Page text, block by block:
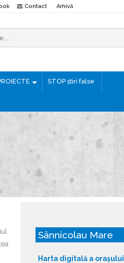
Contact Arhivă
STOP știri false
Sânnicolau Mare
Harta digitală a orașului